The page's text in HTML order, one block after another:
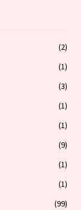
(2)
(1)
(3)
(1)
(1)
(9)
(1)
(1)
(99)